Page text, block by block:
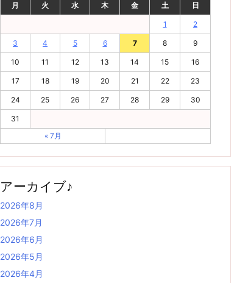
月 火 水 木 金 土 日
1 2
3 4 5 6 7 8 9
10 11 12 13 14 15 16
17 18 19 20 21 22 23
24 25 26 27 28 29 30
31
« 7月
アーカイブ♪
2026年8月
2026年7月
2026年6月
2026年5月
2026年4月